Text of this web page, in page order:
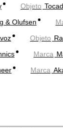
Objeto
& Olufsen
Objeto
Marca
Marca